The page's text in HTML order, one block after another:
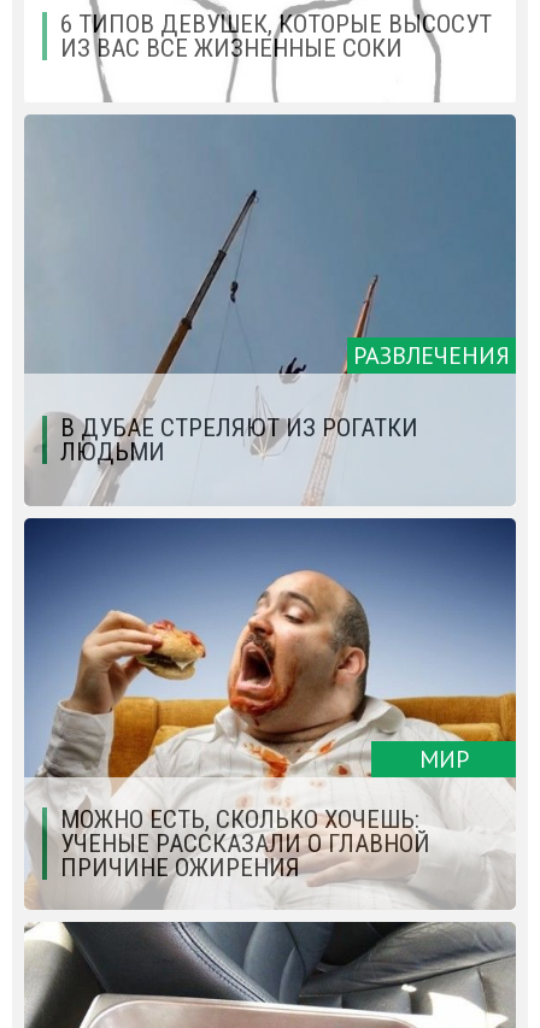
6 ТИПОВ ДЕВУШЕК, КОТОРЫЕ ВЫСОСУТ
ИЗ ВАС ВСЕ ЖИЗНЕННЫЕ СОКИ
РАЗВЛЕЧЕНИЯ
В ДУБАЕ СТРЕЛЯЮТ ИЗ РОГАТКИ
ЛЮДЬМИ
МИР
МОЖНО ЕСТЬ, СКОЛЬКО ХОЧЕШЬ:
УЧЕНЫЕ РАССКАЗАЛИ О ГЛАВНОЙ
ПРИЧИНЕ ОЖИРЕНИЯ